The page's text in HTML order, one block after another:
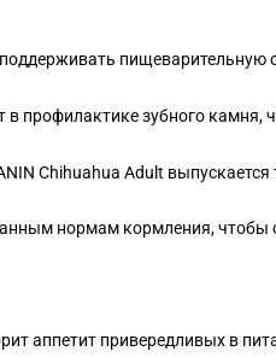
профилактике зубного
Chihuahua Adult
нормам кормления,
аппетит привередливых в